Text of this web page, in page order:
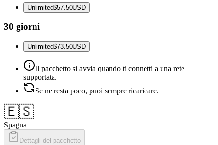
Unlimited$57.50USD
30 giorni
Unlimited$73.50USD
Il pacchetto si avvia quando ti connetti a una rete
supportata.
Se ne resta poco, puoi sempre ricaricare.
🇪🇸
Spagna
Dettagli del pacchetto